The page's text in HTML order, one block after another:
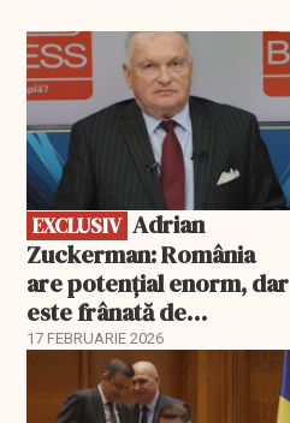
EXCLUSIV
EXCLUSIV
Zuckerman: România
are potențial enorm, dar
este frânată de
corupție, companii de
stat și influența
propagandei ruse
17 FEBRUARIE 2026